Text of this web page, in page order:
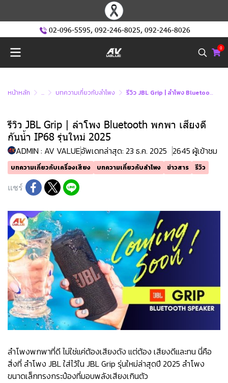
02-096-5595, 092-246-8025, 092-246-8026
0
หน้าหลัก ... บทความเกี่ยวกับลำโพง รีวิว JBL Grip | ลำโพง Bluetooth พกพา เสียงดี กันน้ำ IP68 รุ่นใหม่ 2025
รีวิว JBL Grip | ลำโพง Bluetooth พกพา เสียงดี
กันน้ำ IP68 รุ่นใหม่ 2025
ADMIN : AV VALUEอัพเดทล่าสุด: 23 ธ.ค. 2025 2645 ผู้เข้าชม
บทความเกี่ยวกับเครื่องเสียง บทความเกี่ยวกับลำโพง ข่าวสาร รีวิว
แชร์
ลำโพงพกพาที่ดี ไม่ใช่แค่ต้องเสียงดัง แต่ต้อง เสียงดีและทน นี่คือ
สิ่งที่ ลำโพง JBL ใส่ไว้ใน JBL Grip รุ่นใหม่ล่าสุดปี 2025 ลำโพง
ขนาดเล็กทรงกระป๋องที่มอบพลังเสียงเกินตัว